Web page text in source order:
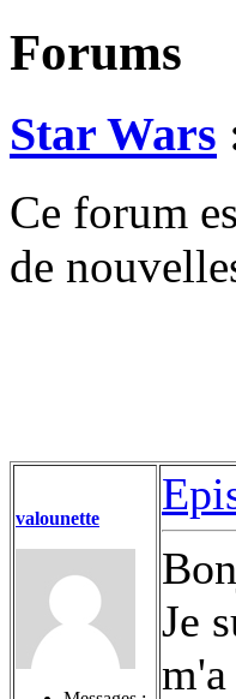
Forums
Star Wars
Ce forum
de
valounette
Je